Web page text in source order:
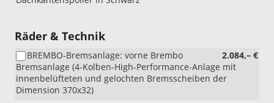
Räder & Technik
2.084,– €
BREMBO-Bremsanlage: vorne Brembo
Bremsanlage (4-Kolben-High-Performance-Anlage mit
innenbelüfteten und gelochten Bremsscheiben der
Dimension 370x32)